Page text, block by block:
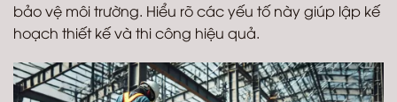
bảo vệ môi trường. Hiểu rõ các yếu tố này giúp lập kế
hoạch thiết kế và thi công hiệu quả.